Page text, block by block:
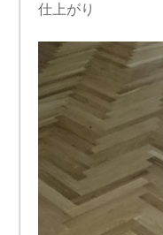
仕上がり